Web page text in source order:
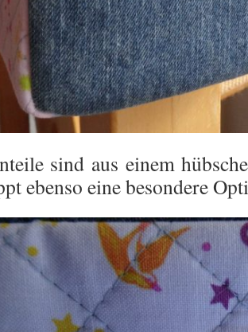
sind aus einem
ebenso eine besondere